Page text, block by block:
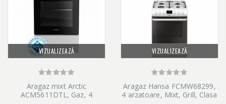
VIZUALIZEAZĂ
Aragaz mixt Arctic
ACM5611DTL, Gaz, 4
VIZUALIZEAZĂ
Aragaz Hansa FCMW68299,
4 arzatoare, Mixt, Grill, Clasa